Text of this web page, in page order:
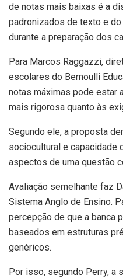
de notas mais baixas é a
padronizados de texto e
durante a preparação dos
Para Marcos Raggazzi,
escolares do Bernoulli
notas máximas pode estar
mais rigorosa quanto às
Segundo ele, a proposta
sociocultural e capacidade
aspectos de uma questão
Avaliação semelhante faz
Sistema Anglo de Ensino.
percepção de que a banca
baseados em estruturas
genéricos.
Por isso, segundo Perry, a